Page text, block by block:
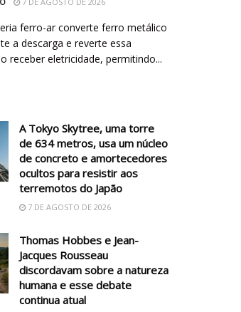
ferro-ar converte ferro metálico
a descarga e reverte essa
receber eletricidade, permitindo...
A Tokyo Skytree, uma torre
de 634 metros, usa um núcleo
de concreto e amortecedores
ocultos para resistir aos
terremotos do Japão
7 DE AGOSTO DE 2026
Thomas Hobbes e Jean-
Jacques Rousseau
discordavam sobre a natureza
humana e esse debate
continua atual